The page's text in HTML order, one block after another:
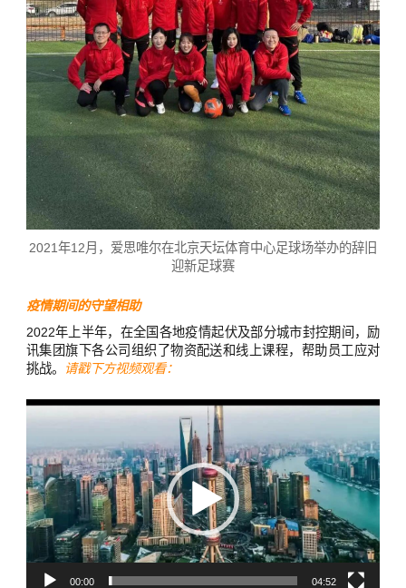
2021年12月，爱思唯尔在北京天坛体育中心足球场举办的辞旧
迎新足球赛
疫情期间的守望相助
2022年上半年，在全国各地疫情起伏及部分城市封控期间，励
讯集团旗下各公司组织了物资配送和线上课程，帮助员工应对
挑战。
请戳下方视频观看：
视
播
放
器
00:00 04:52